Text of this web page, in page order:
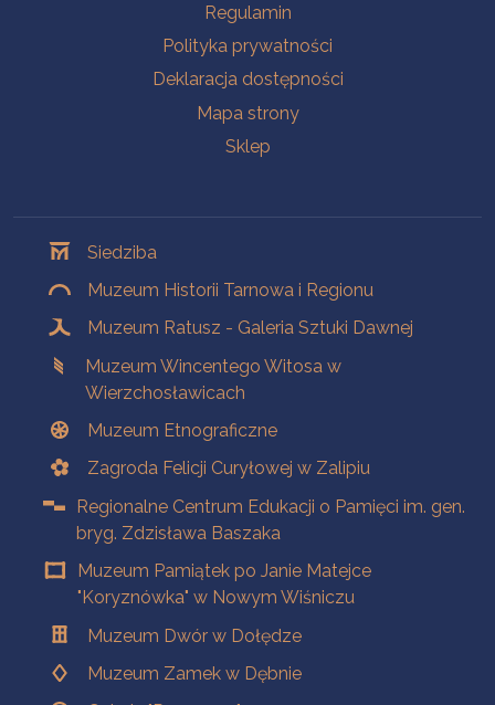
Regulamin
Polityka prywatności
Deklaracja dostępności
Mapa strony
Sklep
Siedziba
Muzeum Historii Tarnowa i Regionu
Muzeum Ratusz - Galeria Sztuki Dawnej
Muzeum Wincentego Witosa w
Wierzchosławicach
Muzeum Etnograficzne
Zagroda Felicji Curyłowej w Zalipiu
Regionalne Centrum Edukacji o Pamięci im. gen.
bryg. Zdzisława Baszaka
Muzeum Pamiątek po Janie Matejce
"Koryznówka" w Nowym Wiśniczu
Muzeum Dwór w Dołędze
Muzeum Zamek w Dębnie